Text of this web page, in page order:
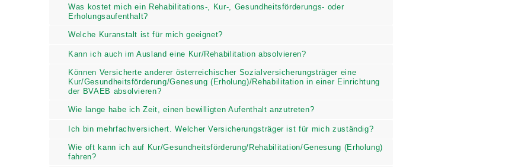
Was kostet mich ein Rehabilitations-, Kur-, Gesundheitsförderungs- oder
Erholungsaufenthalt?
Welche Kuranstalt ist für mich geeignet?
Kann ich auch im Ausland eine Kur/Rehabilitation absolvieren?
Können Versicherte anderer österreichischer Sozialversicherungsträger eine
Kur/Gesundheitsförderung/Genesung (Erholung)/Rehabilitation in einer
Einrichtung der BVAEB absolvieren?
Wie lange habe ich Zeit, einen bewilligten Aufenthalt anzutreten?
Ich bin mehrfachversichert. Welcher Versicherungsträger ist für mich zuständig?
Wie oft kann ich auf Kur/Gesundheitsförderung/Rehabilitation/Genesung
(Erholung) fahren?